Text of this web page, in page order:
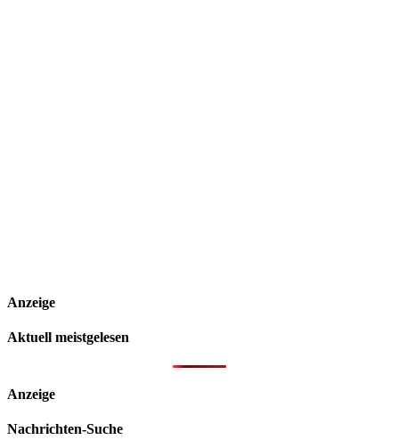
Anzeige
Aktuell meistgelesen
Anzeige
Nachrichten-Suche